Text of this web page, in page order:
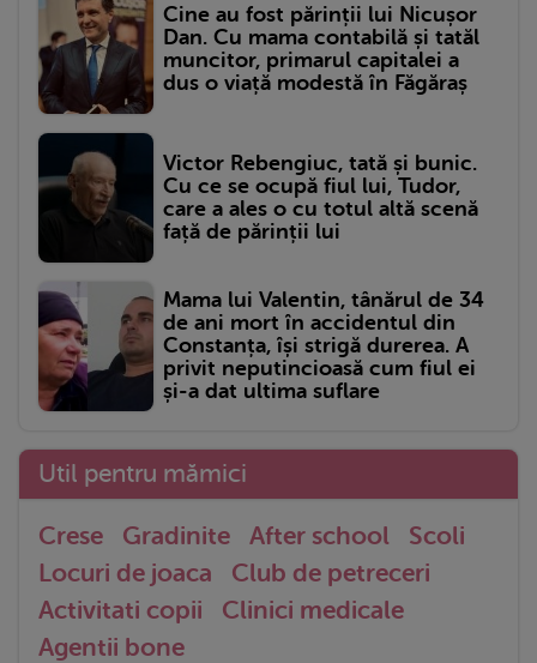
Cine au fost părinții lui Nicușor
Dan. Cu mama contabilă și tatăl
muncitor, primarul capitalei a
dus o viață modestă în Făgăraș
Victor Rebengiuc, tată și bunic.
Cu ce se ocupă fiul lui, Tudor,
care a ales o cu totul altă scenă
față de părinții lui
Mama lui Valentin, tânărul de 34
de ani mort în accidentul din
Constanța, își strigă durerea. A
privit neputincioasă cum fiul ei
și-a dat ultima suflare
Util pentru mămici
Crese Gradinite After school
Scoli
Locuri de joaca
Club de petreceri
Activitati copii
Clinici medicale
Agentii bone